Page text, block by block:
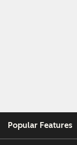
Popular Features